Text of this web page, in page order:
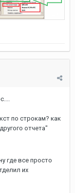
по строкам? как
отчета"
где все просто
их